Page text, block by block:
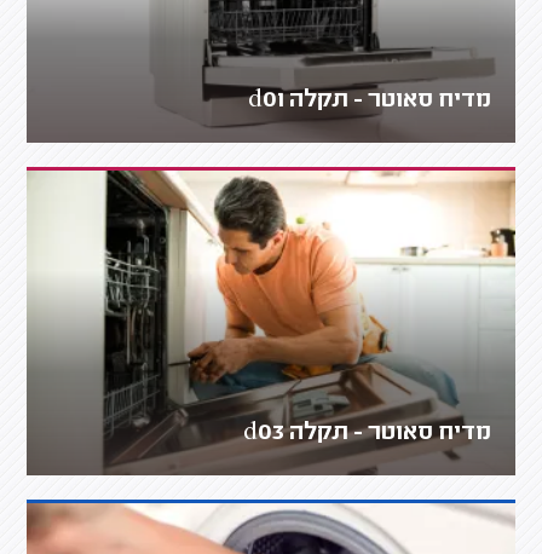
מדיח סאוטר - תקלה d01
מדיח סאוטר - תקלה d03